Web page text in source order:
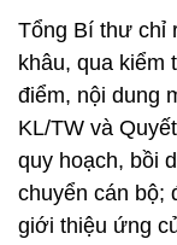
Tổng Bí thư chỉ
khâu, qua kiểm
điểm, nội dung
KL/TW và
quy hoạch, bồi
chuyển cán bộ;
giới thiệu ứng